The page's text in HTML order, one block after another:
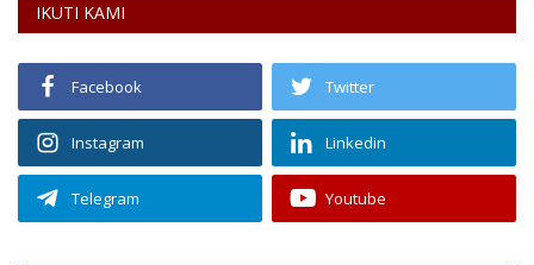
IKUTI KAMI
Facebook Twitter
Instagram Linkedin
Telegram Youtube